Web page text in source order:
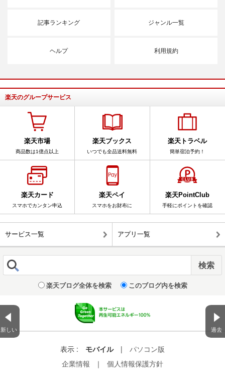
新しい 過去
記事ランキング ジャンル一覧
ヘルプ 利用規約
楽天のグループサービス
楽天市場
商品数は1億点以上
楽天ブックス
いつでも全品送料無料
楽天トラベル
簡単宿泊予約！
楽天カード
スマホでカンタン申込
楽天ペイ
スマホをお財布に
楽天PointClub
手軽にポイントを確認
サービス一覧 アプリ一覧
楽天ブログ全体を検索 このブログ内を検索
表示 : モバイル |
パソコン版
企業情報
｜ 個人情報保護方針